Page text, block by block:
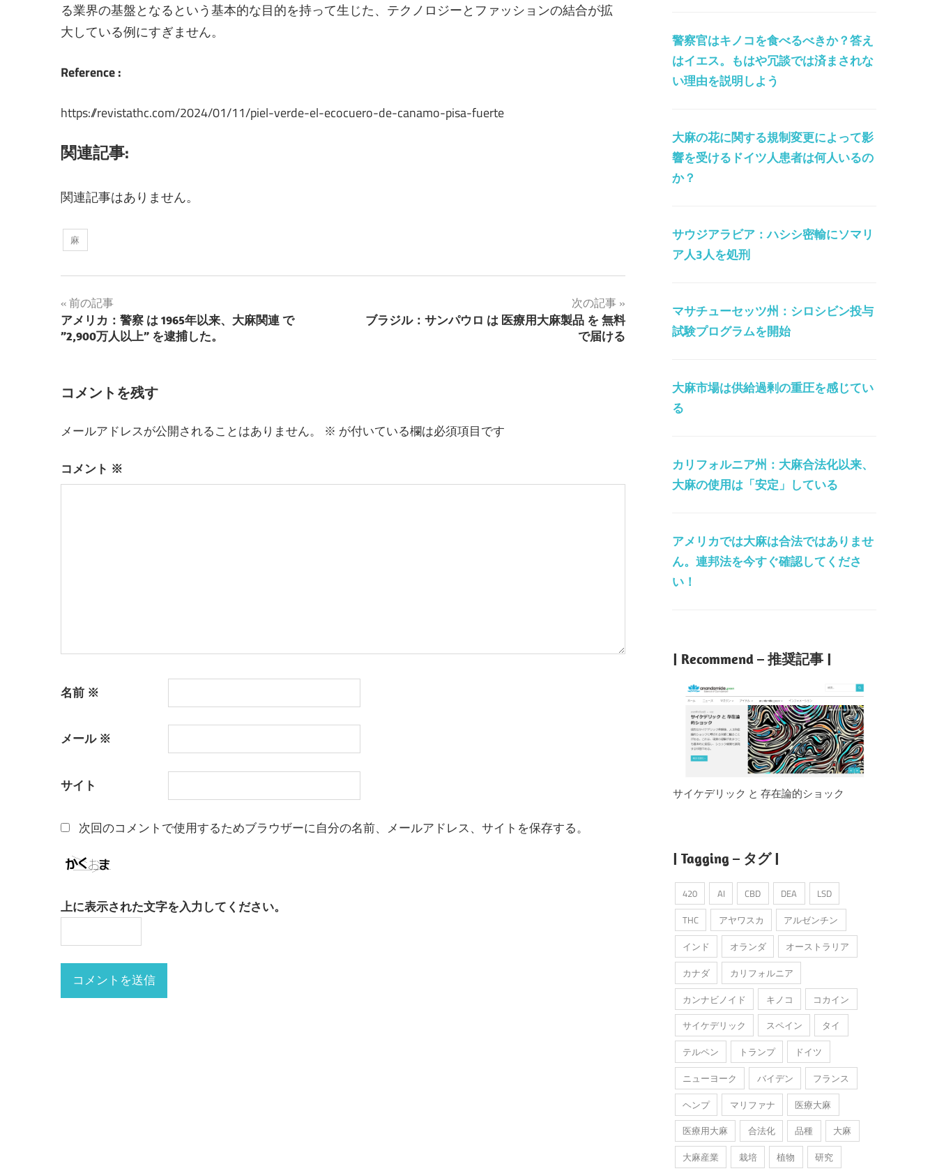
る業界の基盤となるという基本的な目的を持って生じた、テクノロジーとファッションの結合が拡
大している例にすぎません。
Reference :
https://revistathc.com/2024/01/11/piel-verde-el-ecocuero-de-canamo-pisa-fuerte
関連記事:
関連記事はありません。
麻
投
稿
ビ
ー
シ
前の記事
アメリカ：警察 は 1965年以来、大麻関連 で
”2,900万人以上” を逮捕した。
次の記事
ブラジル：サンパウロ は 医療用大麻製品 を 無料
で届ける
コメントを残す
メールアドレスが公開されることはありません。 ※ が付いている欄は必須項目です
コメント ※
名前 ※
メール※
サイト
次回のコメントで使用するためブラウザーに自分の名前、メールアドレス、サイトを保存する。
上に表示された文字を入力してください。
警察官はキノコを食べるべきか？答え
はイエス。もはや冗談では済まされな
い理由を説明しよう
大麻の花に関する規制変更によって影
響を受けるドイツ人患者は何人いるの
か？
サウジアラビア：ハシシ密輸にソマリ
ア人3人を処刑
マサチューセッツ州：シロシビン投与
試験プログラムを開始
大麻市場は供給過剰の重圧を感じてい
る
カリフォルニア州：大麻合法化以来、
大麻の使用は「安定」している
アメリカでは大麻は合法ではありませ
ん。連邦法を今すぐ確認してくださ
い！
| Recommend – 推奨記事 |
サイケデリック と 存在論的ショック
| Tagging – タグ |
420 AI CBD DEA
LSD
THC
アヤワスカ
アルゼンチン
インド
オランダ
オーストラリア
カナダ
カリフォルニア
カンナビノイド
キノコ
コカイン
サイケデリック
スペイン
タイ
テルペン
トランプ
ドイツ
ニューヨーク
バイデン
フランス
ヘンプ
マリファナ
医療大麻
医療用大麻
合法化 品種
大麻
大麻産業
栽培 植物 研究